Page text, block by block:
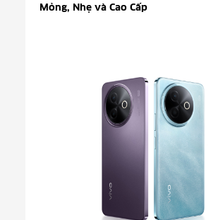
Mỏng, Nhẹ và Cao Cấp